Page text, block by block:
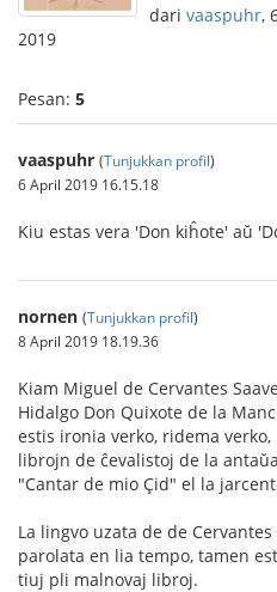
dari vaaspuhr,
2019
Pesan: 5
vaaspuhr (Tunjukkan profil)
6 April 2019 16.15.18
Kiu estas vera 'Don kiĥote' aŭ
nornen (Tunjukkan profil)
8 April 2019 18.19.36
Kiam Miguel de Cervantes
Hidalgo Don Quixote de la
estis ironia verko, ridema
librojn de ĉevalistoj de la
"Cantar de mio Çid" el la
La lingvo uzata de de
parolata en lia tempo, tamen
tiuj pli malnovaj libroj.